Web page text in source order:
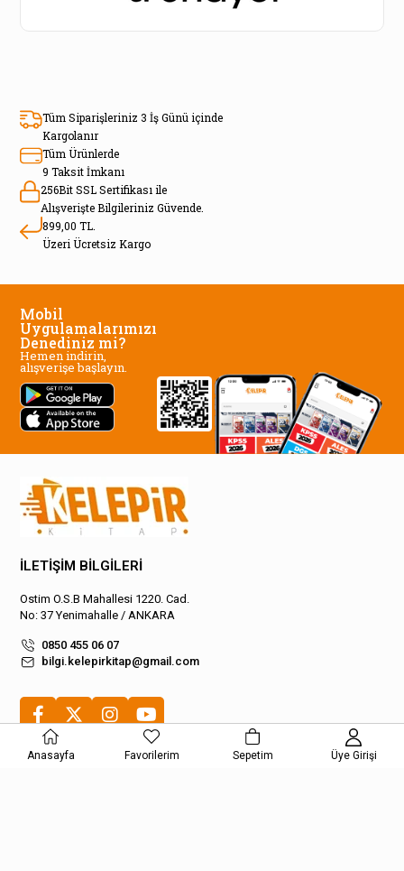
Tüm Siparişleriniz 3 İş Günü içinde
Kargolanır
Tüm Ürünlerde
9 Taksit İmkanı
256Bit SSL Sertifikası ile
Alışverişte Bilgileriniz Güvende.
899,00 TL.
Üzeri Ücretsiz Kargo
Mobil
Uygulamalarımızı
Denediniz mi?
Hemen indirin,
alışverişe başlayın.
İLETİŞİM BİLGİLERİ
Ostim O.S.B Mahallesi 1220. Cad.
No: 37 Yenimahalle / ANKARA
0850 455 06 07
bilgi.kelepirkitap@gmail.com
Anasayfa Favorilerim Sepetim Üye Girişi